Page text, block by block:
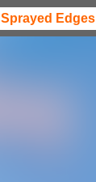
Sprayed Edges